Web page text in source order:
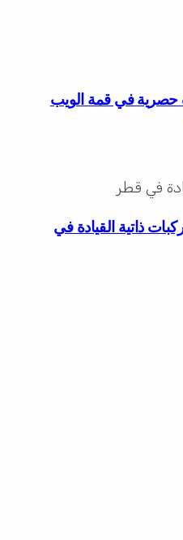
حصرية في قمة الويب
ذاتية القيادة في